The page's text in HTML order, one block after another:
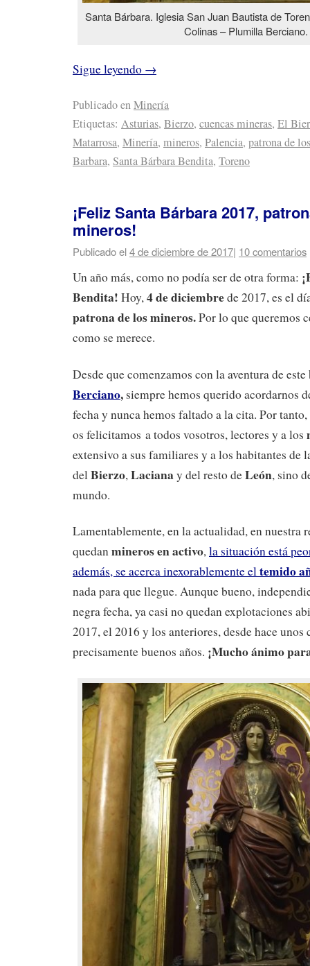
Santa Bárbara. Iglesia San Juan Bautista de
Colinas – Plumilla Berciano.
Sigue leyendo →
Publicado enMinería
Etiquetas: Asturias, Bierzo, cuencas mineras, El
Matarrosa, Minería, mineros, Palencia, patrona de
Barbara, Santa Bárbara Bendita, Toreno
¡Feliz Santa Bárbara 2017,
mineros!
Publicado el4 de diciembre de 2017| 10 comentarios
Un año más, como no podía ser de otra forma:
Bendita! Hoy,4 de diciembrede 2017, es el
patrona de los mineros.Por lo que queremos
como se merece.
Desde que comenzamos con la aventura de este
Berciano, siempre hemos querido acordarnos
fecha y nunca hemos faltado a la cita. Por
os felicitamos a todos vosotros, lectores y a los
extensivo a sus familiares y a los habitantes de
del Bierzo, Lacianay del resto deLeón, sino
mundo.
Lamentablemente, en la actualidad, en nuestra
quedanmineros en activo,la situación está
además, se acerca inexorablemente eltemido
nada para que llegue. Aunque bueno,
negra fecha, ya casi no quedan explotaciones
2017, el 2016 y los anteriores, desde hace unos
precisamente buenos años. ¡Mucho ánimo